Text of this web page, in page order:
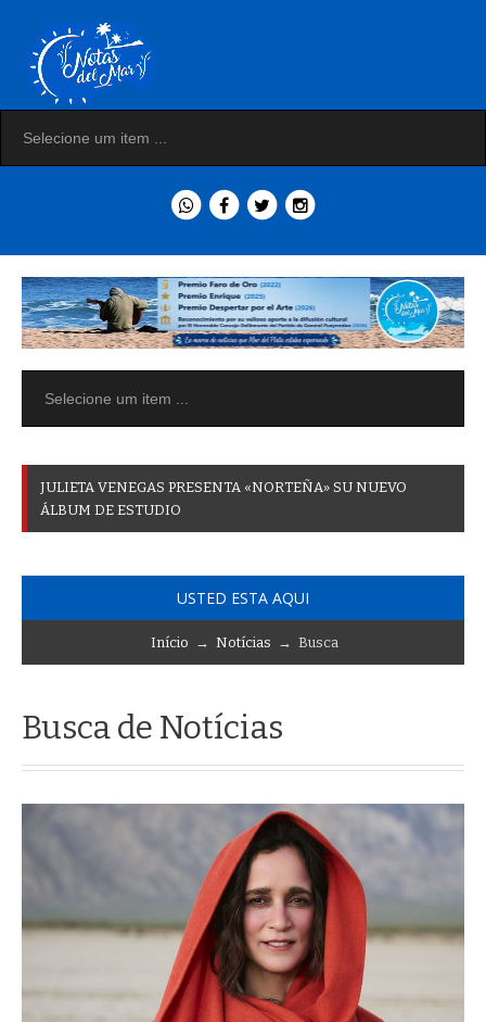
JULIETA VENEGAS PRESENTA «NORTEÑA» SU NUEVO
ÁLBUM DE ESTUDIO
USTED ESTA AQUI
Início → Notícias → Busca
Busca de Notícias